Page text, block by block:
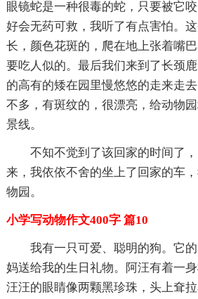
眼镜蛇是一种很毒的蛇，只要被它
好会无药可救，我听了有点害怕。
长，颜色花斑的，爬在地上张着嘴
要吃人似的。最后我们来到了长颈
的高有的矮在园里慢悠悠的走来走
不多，有斑纹的，很漂亮，给动物
景线。
不知不觉到了该回家的时间了
来，我依依不舍的坐上了回家的车
物园。
小学写动物作文400字 篇10
我有一只可爱、聪明的狗。它
妈送给我的生日礼物。阿汪有着一
汪汪的眼睛像两颗黑珍珠，头上耷